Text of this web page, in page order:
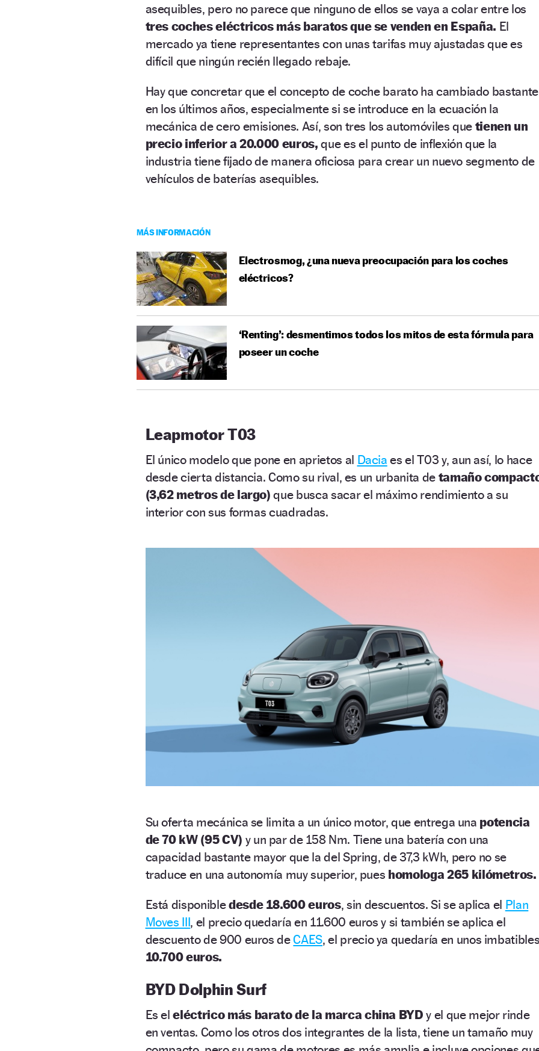
asequibles, pero no parece que ninguno de ellos se vaya a colar entre los
tres coches eléctricos más baratos que se venden en España. El
mercado ya tiene representantes con unas tarifas muy ajustadas que es
difícil que ningún recién llegado rebaje.
Hay que concretar que el concepto de coche barato ha cambiado bastante
en los últimos años, especialmente si se introduce en la ecuación la
mecánica de cero emisiones. Así, son tres los automóviles que tienen un
precio inferior a 20.000 euros,que es el punto de inflexión que la
industria tiene fijado de manera oficiosa para crear un nuevo segmento de
vehículos de baterías asequibles.
MÁS INFORMACIÓN
Electrosmog, ¿una nueva preocupación para los coches
eléctricos?
‘Renting’: desmentimos todos los mitos de esta fórmula para
poseer un coche
Leapmotor T03
El único modelo que pone en aprietos al Dacia es el T03 y, aun así, lo hace
desde cierta distancia. Como su rival, es un urbanita de tamaño
(3,62 metros de largo)que busca sacar el máximo rendimiento a su
interior con sus formas cuadradas.
Su oferta mecánica se limita a un único motor, que entrega una potencia
de 70 kW (95 CV) y un par de 158 Nm. Tiene una batería con una
capacidad bastante mayor que la del Spring, de 37,3 kWh, pero no se
traduce en una autonomía muy superior, pues homologa 265 kilómetros.
Está disponibledesde 18.600 euros, sin descuentos. Si se aplica el Plan
Moves III, el precio quedaría en 11.600 euros y si también se aplica el
descuento de 900 euros deCAES, el precio ya quedaría en unos
10.700 euros.
BYD Dolphin Surf
Es eleléctrico más barato de la marca china BYD y el que mejor rinde
en ventas. Como los otros dos integrantes de la lista, tiene un tamaño muy